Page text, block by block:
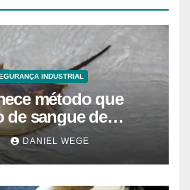
INDUSTRIAL
método que
sangue de
em testes
DANIEL WEGE